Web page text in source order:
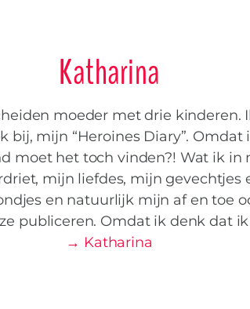
Katharina
moeder met drie kinderen.
bij, mijn “Heroines Diary”. Omdat
moet het toch vinden?! Wat ik in
mijn liefdes, mijn gevechtjes
en natuurlijk mijn af en toe
publiceren. Omdat ik denk dat
→ Katharina